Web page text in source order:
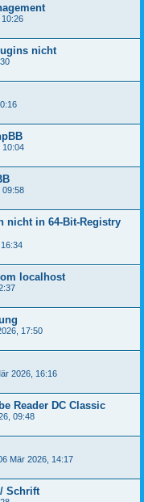
10:26
nicht
10:04
09:58
nicht in 64-Bit-Registry
localhost
17:50
2026, 16:16
Reader DC Classic
09:48
Mär 2026, 14:17
Schrift